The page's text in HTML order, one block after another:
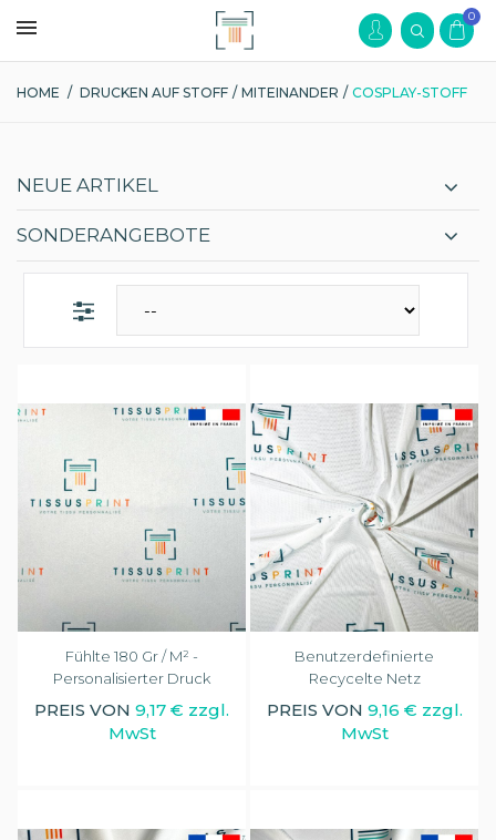
0
HOME / DRUCKEN AUF STOFF / MITEINANDER / COSPLAY-STOFF
NEUE ARTIKEL
SONDERANGEBOTE
Fühlte 180 Gr / M² -
Personalisierter Druck
PREIS VON 9,17 € zzgl.
MwSt
Benutzerdefinierte
Recycelte Netz
PREIS VON 9,16 € zzgl.
MwSt